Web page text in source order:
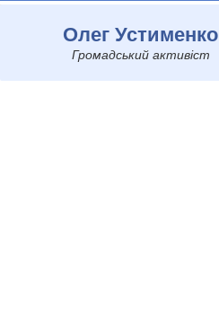
Олег Устименко
Громадський активіст